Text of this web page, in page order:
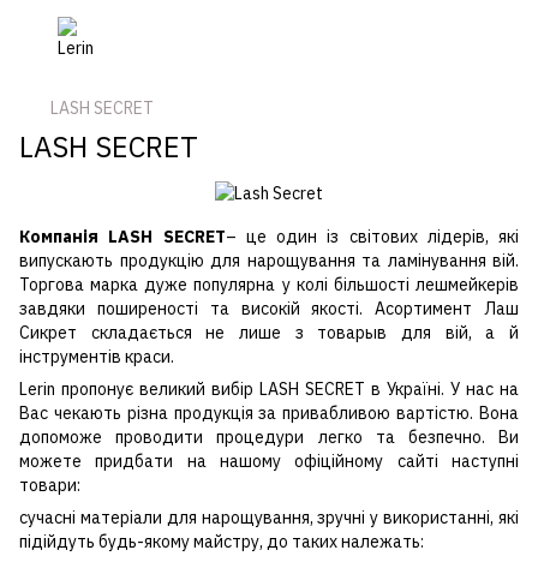
LASH SECRET
LASH SECRET
Компанія LASH SECRET– це один із світових лідерів, які
випускають продукцію для нарощування та ламінування вій.
Торгова марка дуже популярна у колі більшості лешмейкерів
завдяки поширеності та високій якості. Асортимент Лаш
Сикрет складається не лише з товарыв для вій, а й
інструментів краси.
Lerin пропонує великий вибір LASH SECRET в Україні. У нас на
Вас чекають різна продукція за привабливою вартістю. Вона
допоможе проводити процедури легко та безпечно. Ви
можете придбати на нашому офіційному сайті наступні
товари:
сучасні матеріали для нарощування, зручні у використанні, які
підійдуть будь-якому майстру, до таких належать: